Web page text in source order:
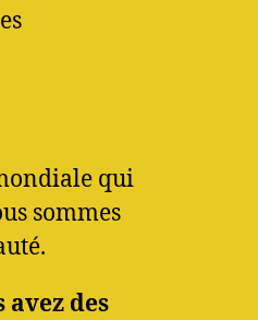
qui
sommes
des